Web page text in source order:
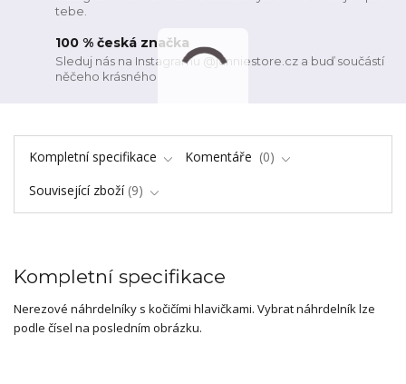
tebe.
100 % česká značka
Sleduj nás na Instagramu @janniestore.cz a buď součástí
něčeho krásného
Kompletní specifikace Komentáře
0
Související zboží 9
Kompletní specifikace
Nerezové náhrdelníky s kočičími hlavičkami. Vybrat náhrdelník lze
podle čísel na posledním obrázku.